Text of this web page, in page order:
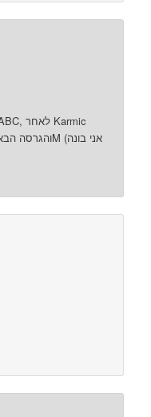
חתול: גרסאות אובונטו הולכות לפי ה־ABC, לאחר Karmic